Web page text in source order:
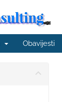
Obavijesti